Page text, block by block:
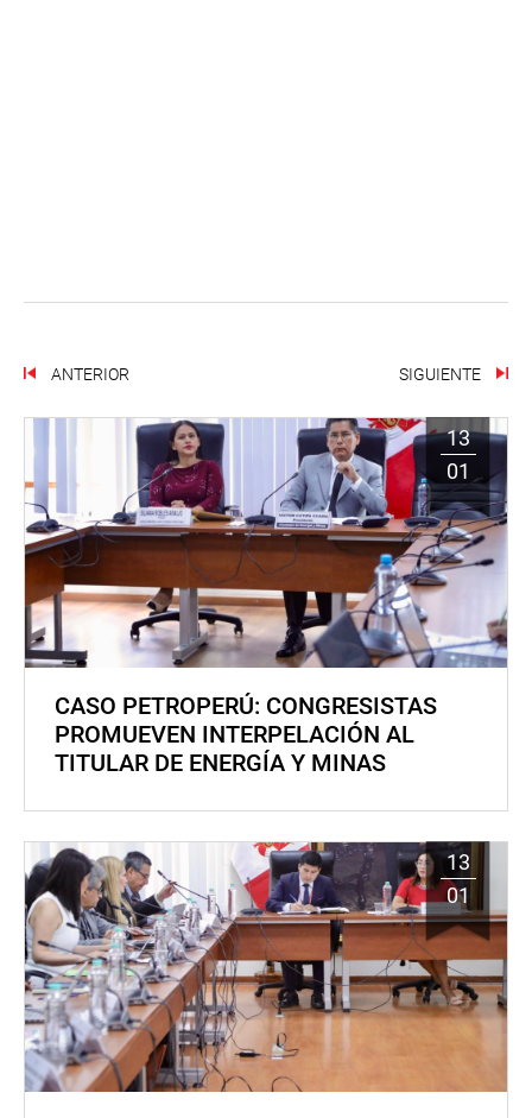
ANTERIOR SIGUIENTE
13
01
CASO PETROPERÚ: CONGRESISTAS
PROMUEVEN INTERPELACIÓN AL
TITULAR DE ENERGÍA Y MINAS
13
01